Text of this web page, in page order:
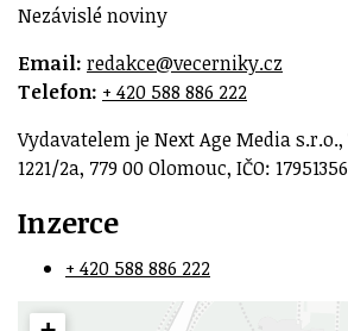
Nezávislé noviny
Email: redakce@vecer­niky.cz
Telefon: + 420 588 886 222
Vydavatelem je Next Age Media
1221/2a, 779 00 Olomouc, IČO:
Inzerce
+ 420 588 886 222